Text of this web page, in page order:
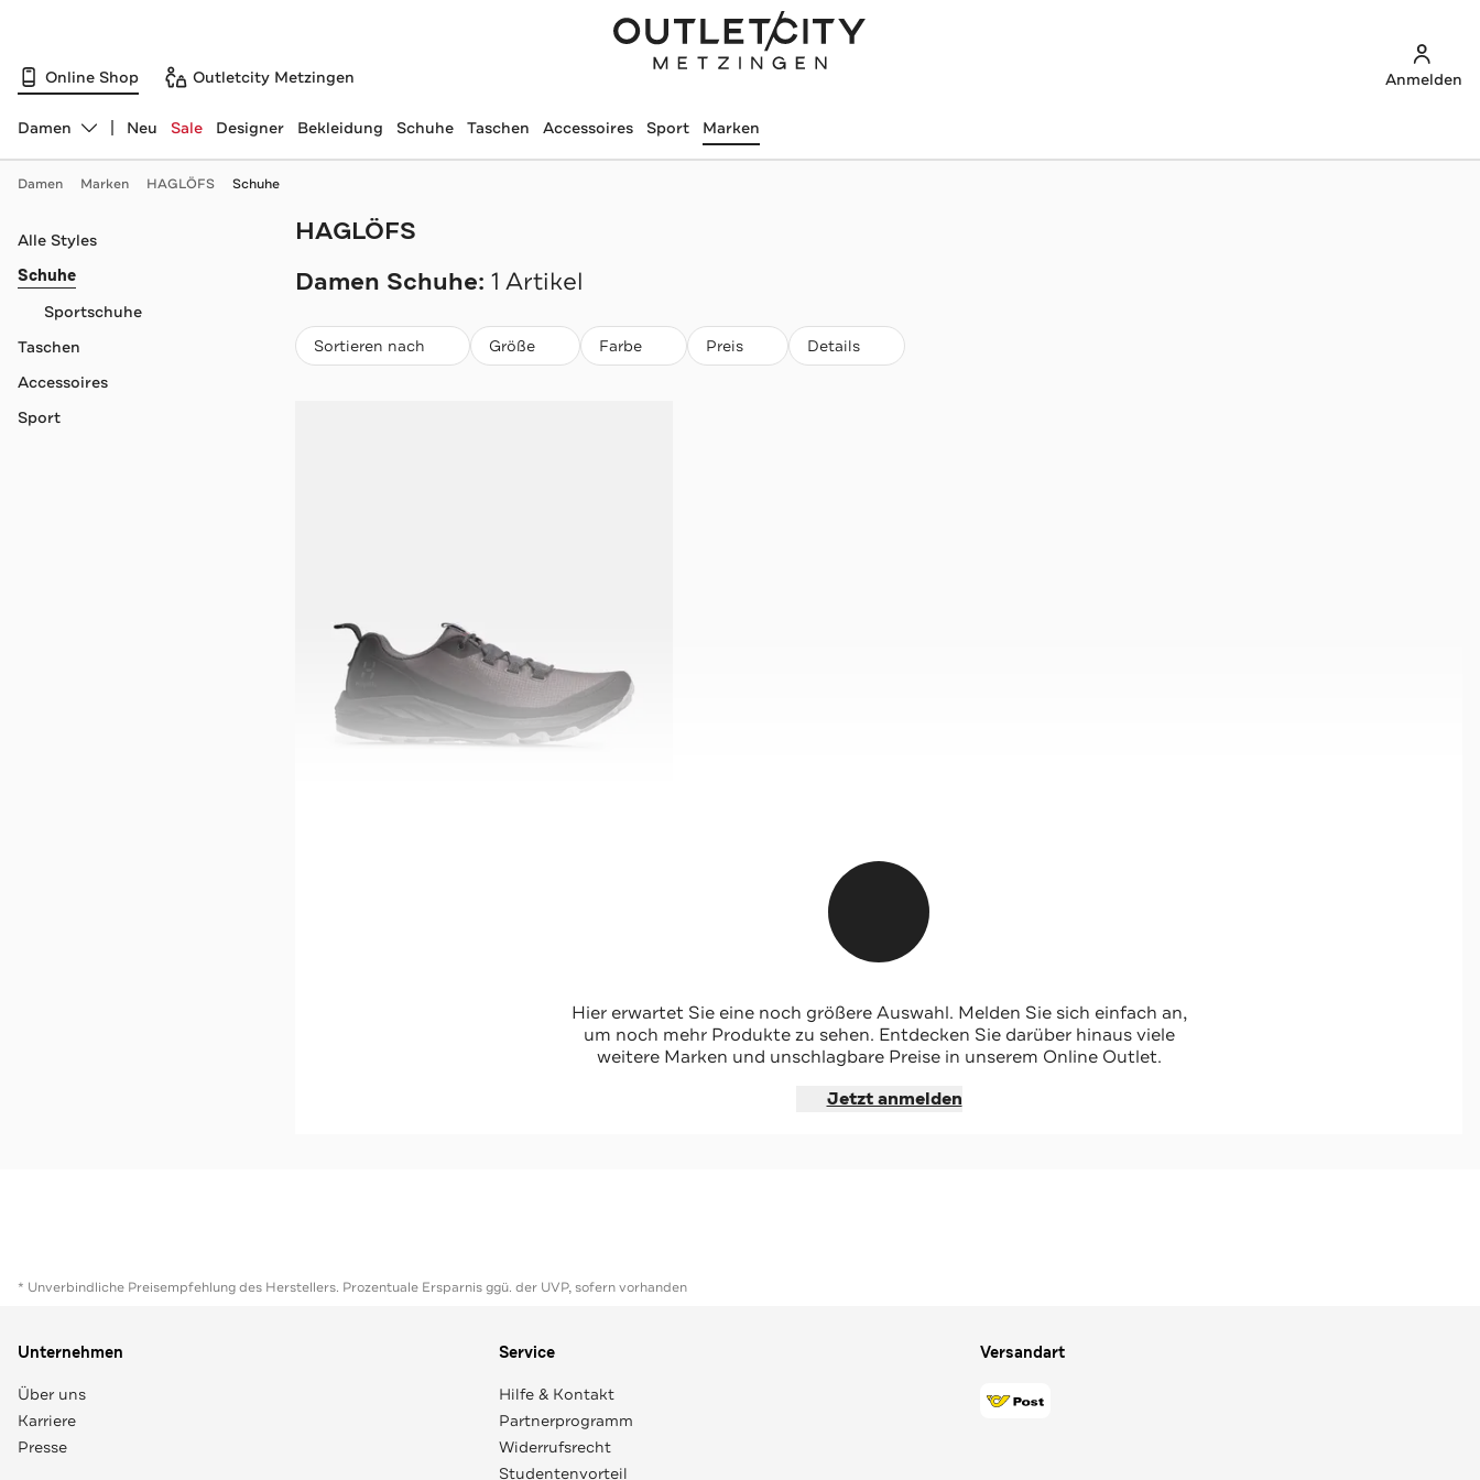
Online Shop Outletcity Metzingen Anmelden
Abteilung ändern, ausgewählt:
Damen Neu Sale Designer Bekleidung Schuhe Taschen Accessoires Sport Marken
Damen Marken HAGLÖFS Schuhe
HAGLÖFS
Damen Schuhe: 1 Artikel
Navigation überspringen
Alle Styles
Schuhe
Sportschuhe
Taschen
Accessoires
Sport
Sortieren nach
Beliebteste Größe Farbe Preis Details
Hier erwartet Sie eine noch größere Auswahl. Melden Sie sich einfach an,
um noch mehr Produkte zu sehen. Entdecken Sie darüber hinaus viele
weitere Marken und unschlagbare Preise in unserem Online Outlet.
Jetzt anmelden
* Unverbindliche Preisempfehlung des Herstellers. Prozentuale Ersparnis ggü. der UVP, sofern vorhanden
Unternehmen
Über uns
Karriere
Presse
Service
Hilfe & Kontakt
Partnerprogramm
Widerrufsrecht
Studentenvorteil
Versandart